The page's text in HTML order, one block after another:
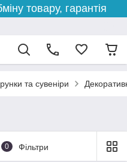
товару, гарантія
та сувеніри
0 Фільтри